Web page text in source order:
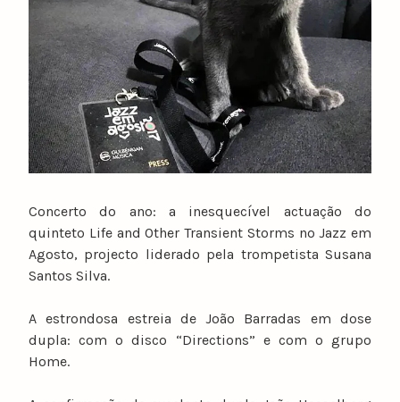
t
a
r
i
n
o
Concerto do ano: a inesquecível actuação do
quinteto Life and Other Transient Storms no Jazz em
Agosto, projecto liderado pela trompetista Susana
Santos Silva.
A estrondosa estreia de João Barradas em dose
dupla: com o disco “Directions” e com o grupo
Home.